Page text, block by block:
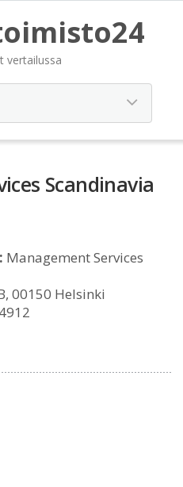
vertailussa
Scandinavia
Management Services
00150 Helsinki